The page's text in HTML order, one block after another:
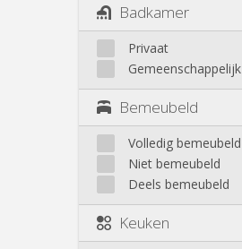
Badkamer
Privaat
Gemeenschappelijk
Bemeubeld
Volledig bemeubeld
Niet bemeubeld
Deels bemeubeld
Keuken